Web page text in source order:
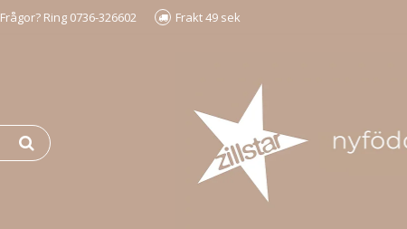
Frågor? Ring 0736-326602 Frakt 49 sek